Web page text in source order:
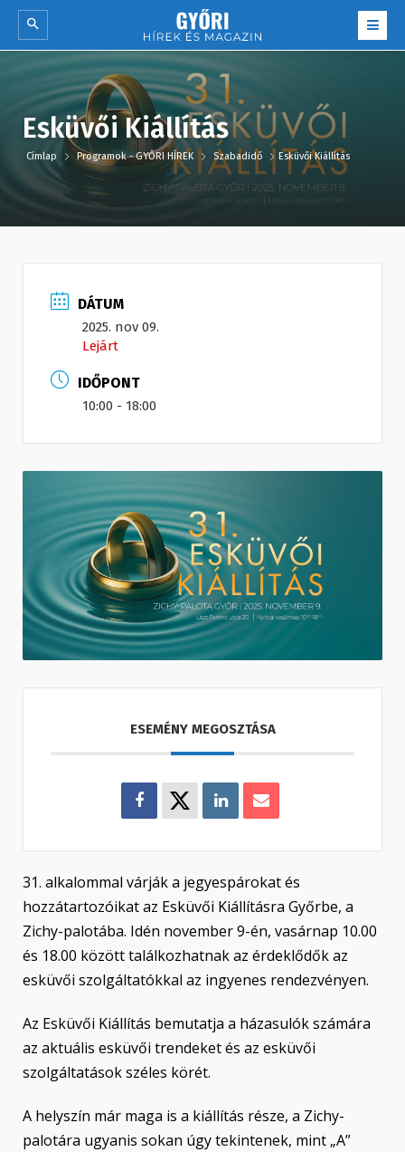
Esküvői Kiállítás
Címlap Programok - GYŐRI HÍREK Szabadidő Esküvői Kiállítás
31. alkalommal várják a jegyespárokat és
hozzátartozóikat az Esküvői Kiállításra Győrbe, a
Zichy-palotába. Idén november 9-én, vasárnap 10.00
és 18.00 között találkozhatnak az érdeklődők az
esküvői szolgáltatókkal az ingyenes rendezvényen.
Az Esküvői Kiállítás bemutatja a házasulók számára
az aktuális esküvői trendeket és az esküvői
szolgáltatások széles körét.
A helyszín már maga is a kiállítás része, a Zichy-
palotára ugyanis sokan úgy tekintenek, mint „A”
DÁTUM
2025. nov 09.
Lejárt
IDŐPONT
10:00 - 18:00
ESEMÉNY MEGOSZTÁSA